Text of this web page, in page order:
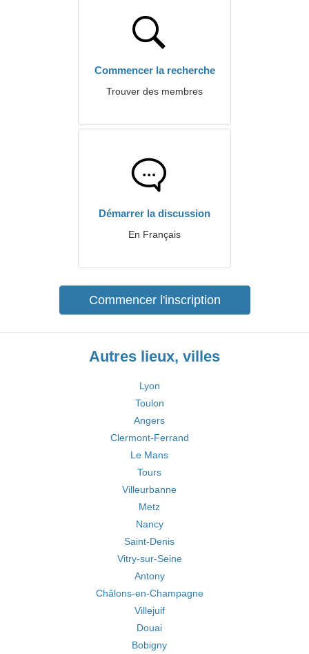
Commencer la recherche
Trouver des membres
Démarrer la discussion
En Français
Commencer l'inscription
Autres lieux, villes
Lyon
Toulon
Angers
Clermont-Ferrand
Le Mans
Tours
Villeurbanne
Metz
Nancy
Saint-Denis
Vitry-sur-Seine
Antony
Châlons-en-Champagne
Villejuif
Douai
Bobigny